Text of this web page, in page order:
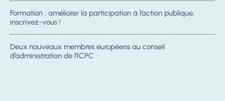
Formation : améliorer la participation à l’action publique,
inscrivez-vous !
Deux nouveaux membres européens au conseil
d’administration de l’ICPC